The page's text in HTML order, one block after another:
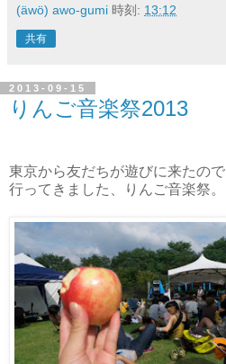
(äwö) awo-gumi 時刻: 13:12
共有
2013-09-15
りんご音楽祭2013
東京から友だちが遊びに来たので
行ってきました、りんご音楽祭。